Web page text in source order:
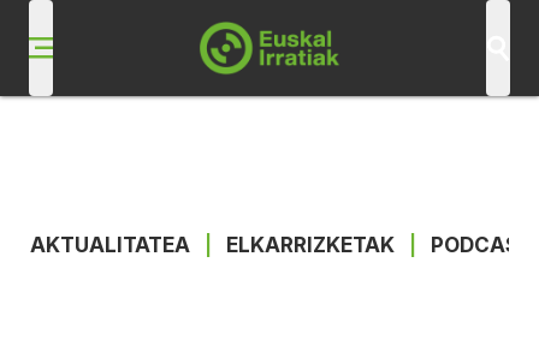
AKTUALITATEA ELKARRIZKETAK